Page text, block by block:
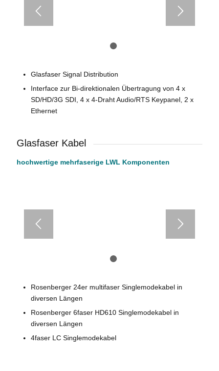
Glasfaser Signal Distribution
Interface zur Bi-direktionalen Übertragung von 4 x
SD/HD/3G SDI, 4 x 4-Draht Audio/RTS Keypanel, 2 x
Ethernet
Glasfaser Kabel
hochwertige mehrfaserige LWL Komponenten
Rosenberger 24er multifaser Singlemodekabel in
diversen Längen
Rosenberger 6faser HD610 Singlemodekabel in
diversen Längen
4faser LC Singlemodekabel